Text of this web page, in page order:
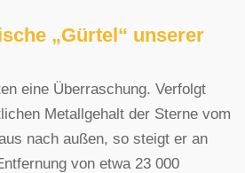
„Gürtel“ unserer
eine Überraschung. Verfolgt
Metallgehalt der Sterne vom
nach außen, so steigt er an
von etwa 23 000